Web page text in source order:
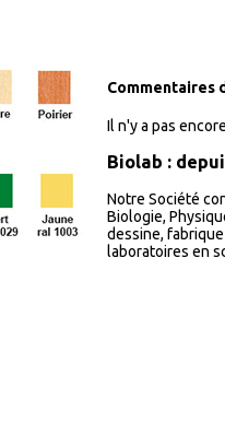
Commentaires
Il n'y a pas
Biolab :
Notre Société
Biologie,
dessine,
laboratoires en